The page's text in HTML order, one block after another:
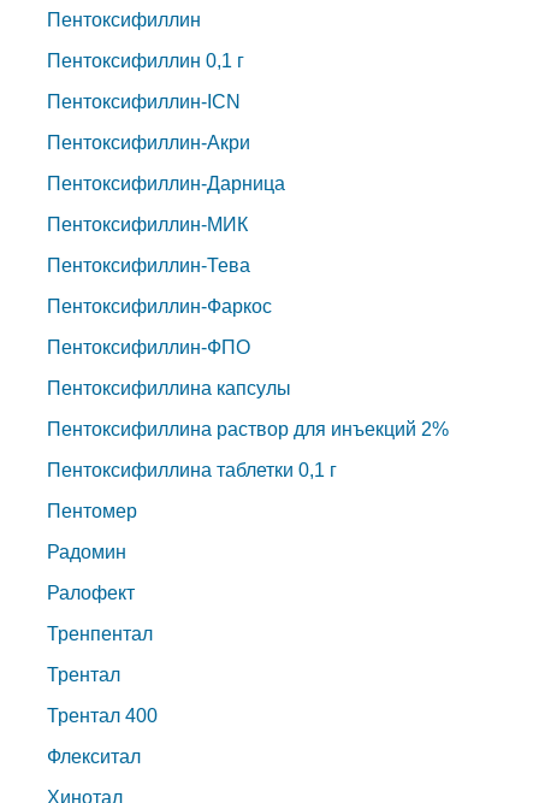
Пентоксифиллин
Пентоксифиллин 0,1 г
Пентоксифиллин-ICN
Пентоксифиллин-Акри
Пентоксифиллин-Дарница
Пентоксифиллин-МИК
Пентоксифиллин-Тева
Пентоксифиллин-Фаркос
Пентоксифиллин-ФПО
Пентоксифиллина капсулы
Пентоксифиллина раствор для инъекций 2%
Пентоксифиллина таблетки 0,1 г
Пентомер
Радомин
Ралофект
Тренпентал
Трентал
Трентал 400
Флекситал
Хинотал